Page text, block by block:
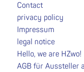
Contact
privacy policy
Impressum
legal notice
Hello, we are HZwo!
AGB für Aussteller